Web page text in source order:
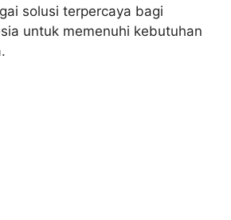
solusi terpercaya bagi
untuk memenuhi kebutuhan